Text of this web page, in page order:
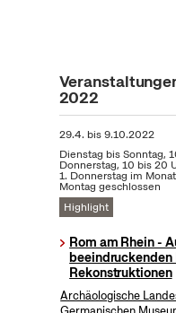
2022
29.4. bis9.10.2022
Dienstag bis Sonntag,
Donnerstag, 10 bis 20
1. Donnerstag im
Montag geschlossen
Highlight
Rom am Rhein -
beeindruckenden
Rekonstruktionen
Archäologische